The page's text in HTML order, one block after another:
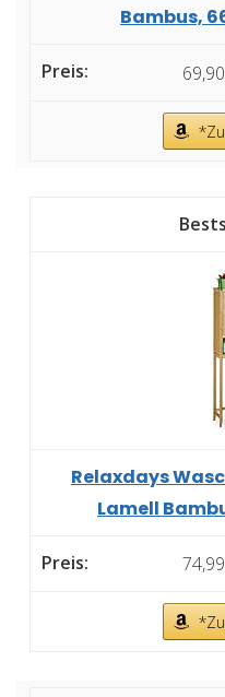
Bambus,
Relaxdays
Lamell